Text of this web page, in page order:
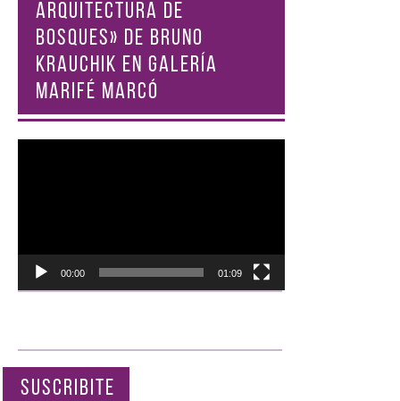
ARQUITECTURA DE
BOSQUES» DE BRUNO
KRAUCHIK EN GALERÍA
MARIFÉ MARCÓ
00:00 01:09
SUSCRIBITE